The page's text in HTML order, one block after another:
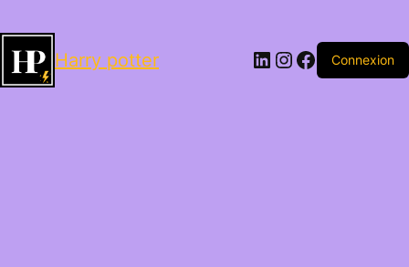
Harry potter LinkedIn
Instagram
Facebook
Connexion